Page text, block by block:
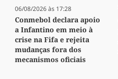
06/08/2026 às 17:28
Conmebol declara apoio
a Infantino em meio à
crise na Fifa e rejeita
mudanças fora dos
mecanismos oficiais